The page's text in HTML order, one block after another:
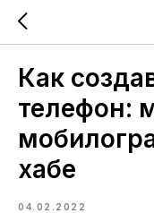
Как
телефон:
хабе
04.02.2022